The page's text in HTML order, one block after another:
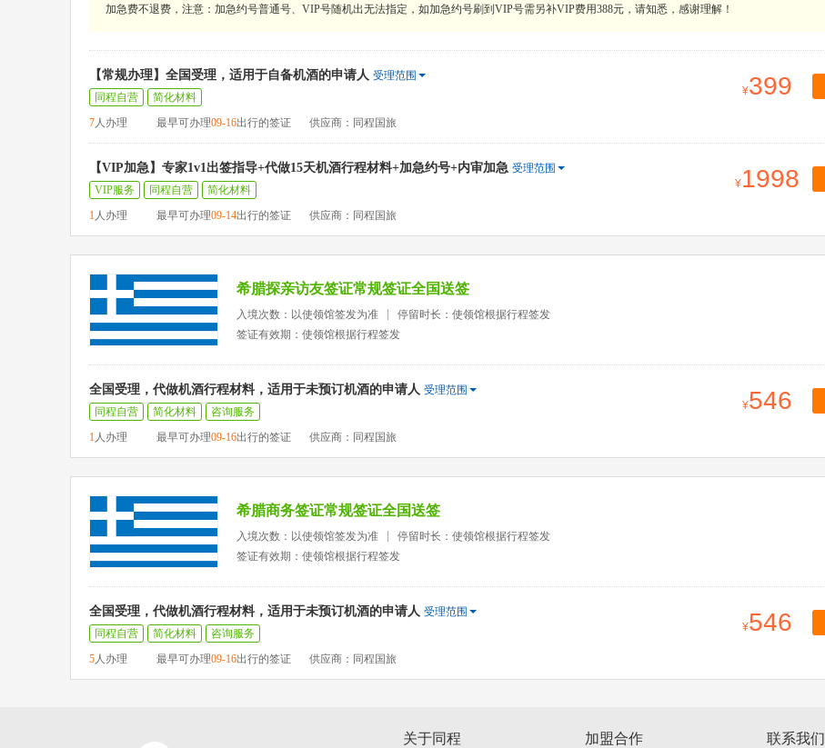
加急费不退费，注意：加急约号普通号、VIP号随机出无法指定，如加急约号刷到VIP号需另补VIP费用388元，请知悉，感谢理解！
【常规办理】全国受理，适用于自备机酒的申请人 受理范围
同程自营
简化材料
7人办理 最早可办理09-16出行的签证 供应商：同程国旅
399
【VIP加急】专家1v1出签指导+代做15天机酒行程材料+加急约号+内审加急 受理范围
VIP服务
同程自营
简化材料
1人办理 最早可办理09-14出行的签证 供应商：同程国旅
1998
希腊探亲访友签证常规签证全国送签
入境次数：以使领馆签发为准
停留时长：使领馆根据行程签发
签证有效期：使领馆根据行程签发
全国受理，代做机酒行程材料，适用于未预订机酒的申请人 受理范围
同程自营
简化材料
咨询服务
1人办理 最早可办理09-16出行的签证 供应商：同程国旅
546
希腊商务签证常规签证全国送签
入境次数：以使领馆签发为准
停留时长：使领馆根据行程签发
签证有效期：使领馆根据行程签发
全国受理，代做机酒行程材料，适用于未预订机酒的申请人 受理范围
同程自营
简化材料
咨询服务
5人办理 最早可办理09-16出行的签证 供应商：同程国旅
546
关于同程 加盟合作 联系我们